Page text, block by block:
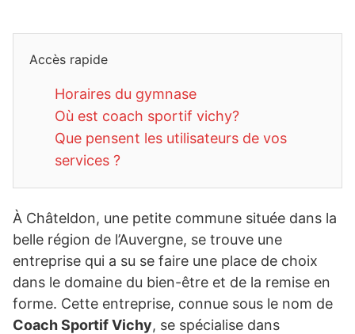
Accès rapide
Horaires du gymnase
Où est coach sportif vichy?
Que pensent les utilisateurs de vos
services ?
À Châteldon, une petite commune située dans la
belle région de l’Auvergne, se trouve une
entreprise qui a su se faire une place de choix
dans le domaine du bien-être et de la remise en
forme. Cette entreprise, connue sous le nom de
Coach Sportif Vichy, se spécialise dans